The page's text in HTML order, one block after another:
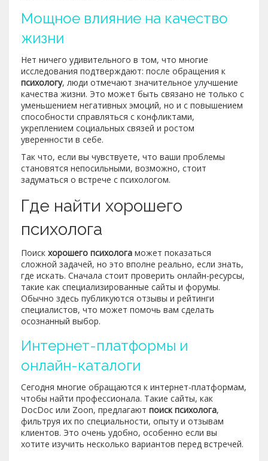
Мощное влияние на качество
жизни
Нет ничего удивительного в том, что многие
исследования подтверждают: после обращения к
психологу, люди отмечают значительное улучшение
качества жизни. Это может быть связано не только с
уменьшением негативных эмоций, но и с повышением
способности справляться с конфликтами,
укреплением социальных связей и ростом
уверенности в себе.
Так что, если вы чувствуете, что ваши проблемы
становятся непосильными, возможно, стоит
задуматься о встрече с психологом.
Где найти хорошего
психолога
Поиск хорошего психолога может показаться
сложной задачей, но это вполне реально, если знать,
где искать. Сначала стоит проверить онлайн-ресурсы,
такие как специализированные сайты и форумы.
Обычно здесь публикуются отзывы и рейтинги
специалистов, что может помочь вам сделать
осознанный выбор.
Интернет-платформы и
онлайн-каталоги
Сегодня многие обращаются к интернет-платформам,
чтобы найти профессионала. Такие сайты, как
DocDoc или Zoon, предлагают поиск психолога,
фильтруя их по специальности, опыту и отзывам
клиентов. Это очень удобно, особенно если вы
хотите изучить несколько вариантов перед встречей.